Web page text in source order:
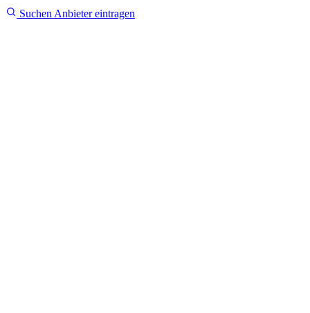
Suchen Anbieter eintragen